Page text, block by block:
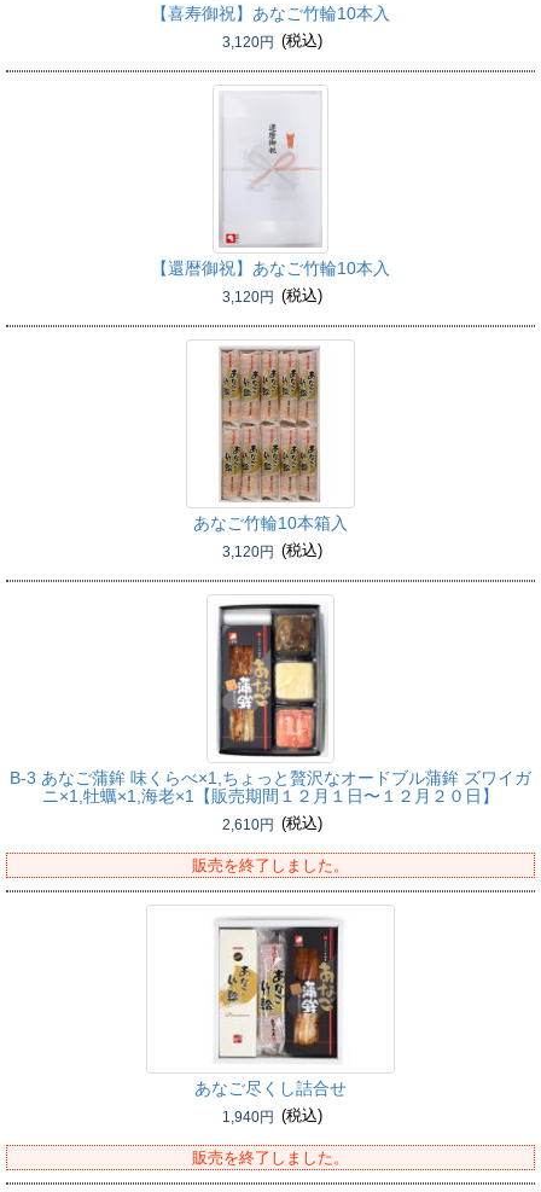
【喜寿御祝】 あなご竹輪10本入
3,120円 (税込)
【還暦御祝】 あなご竹輪10本入
3,120円 (税込)
あなご竹輪10本箱入
3,120円 (税込)
B-3 あなご蒲鉾 味くらべ×1,ちょっと贅沢なオードブル蒲鉾 ズワイガ
ニ×1,牡蠣×1,海老×1【販売期間１２月１日〜１２月２０日】
2,610円 (税込)
販売を終了しました。
あなご尽くし詰合せ
1,940円 (税込)
販売を終了しました。